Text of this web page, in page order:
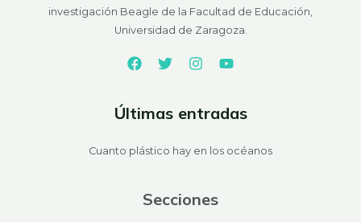
investigación Beagle de la Facultad de Educación,
Universidad de Zaragoza.
Últimas entradas
Cuanto plástico hay en los océanos
Secciones